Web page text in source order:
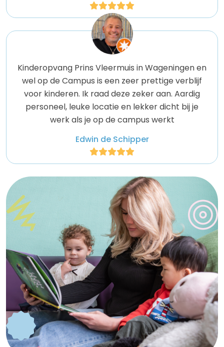
Kinderopvang Prins Vleermuis in Wageningen en
wel op de Campus is een zeer prettige verblijf
voor kinderen. Ik raad deze zeker aan. Aardig
personeel, leuke locatie en lekker dicht bij je
werk als je op de campus werkt
Edwin de Schipper